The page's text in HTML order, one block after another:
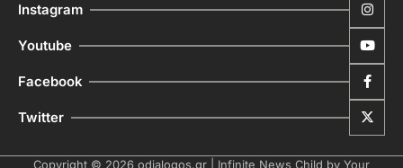
Instagram
Youtube
Facebook
Twitter
Copyright © 2026 odialogos.gr | Infinite News Child by Your